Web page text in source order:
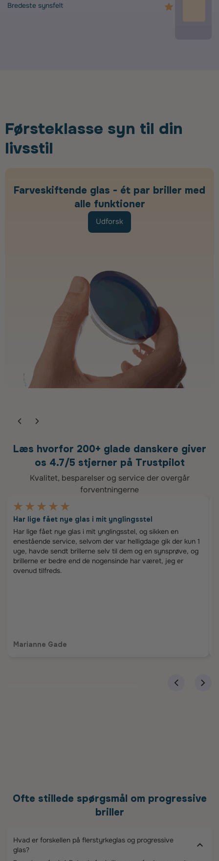
Bredeste synsfelt
Førsteklasse syn til din
livsstil
Farveskiftende glas - ét par briller med
alle funktioner
Udforsk
Læs hvorfor 200+ glade danskere giver
os 4.7/5 stjerner på Trustpilot
Kvalitet, besparelser og service der overgår
forventningerne
Har lige fået nye glas i mit ynglingsstel
Har lige fået nye glas i mit ynglingsstel, og sikken en
enestående service, selvom der var helligdage gik der kun 1
uge, havde sendt brillerne selv til dem og en synsprøve, og
brillerne er bedre end de nogensinde har været, jeg er
ovenud tilfreds.
Marianne Gade
Ofte stillede spørgsmål om progressive
briller
Hvad er forskellen på flerstyrkeglas og progressive
glas?